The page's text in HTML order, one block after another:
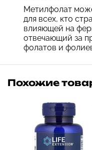
Метилфолат
для всех, кто
влияющей на
отвечающий за
фолатов и
Похожие